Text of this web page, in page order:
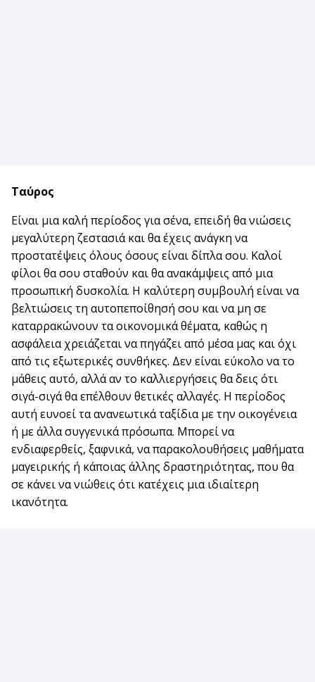
Ταύρος
Είναι μια καλή περίοδος για σένα, επειδή θα νιώσεις
μεγαλύτερη ζεστασιά και θα έχεις ανάγκη να
προστατέψεις όλους όσους είναι δίπλα σου. Καλοί
φίλοι θα σου σταθούν και θα ανακάμψεις από μια
προσωπική δυσκολία. Η καλύτερη συμβουλή είναι να
βελτιώσεις τη αυτοπεποίθησή σου και να μη σε
καταρρακώνουν τα οικονομικά θέματα, καθώς η
ασφάλεια χρειάζεται να πηγάζει από μέσα μας και όχι
από τις εξωτερικές συνθήκες. Δεν είναι εύκολο να το
μάθεις αυτό, αλλά αν το καλλιεργήσεις θα δεις ότι
σιγά-σιγά θα επέλθουν θετικές αλλαγές. Η περίοδος
αυτή ευνοεί τα ανανεωτικά ταξίδια με την οικογένεια
ή με άλλα συγγενικά πρόσωπα. Μπορεί να
ενδιαφερθείς, ξαφνικά, να παρακολουθήσεις μαθήματα
μαγειρικής ή κάποιας άλλης δραστηριότητας, που θα
σε κάνει να νιώθεις ότι κατέχεις μια ιδιαίτερη
ικανότητα.